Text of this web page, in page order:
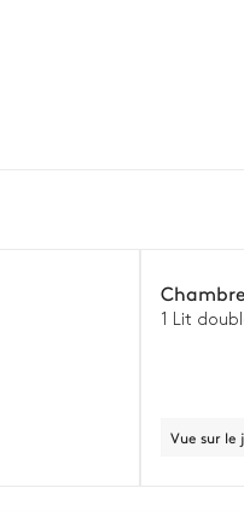
1 Lit
Vue sur le